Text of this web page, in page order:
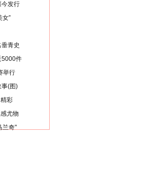
今发行
女”
青史
5000件
举行
事(图)
彩
尤物
兰奇"